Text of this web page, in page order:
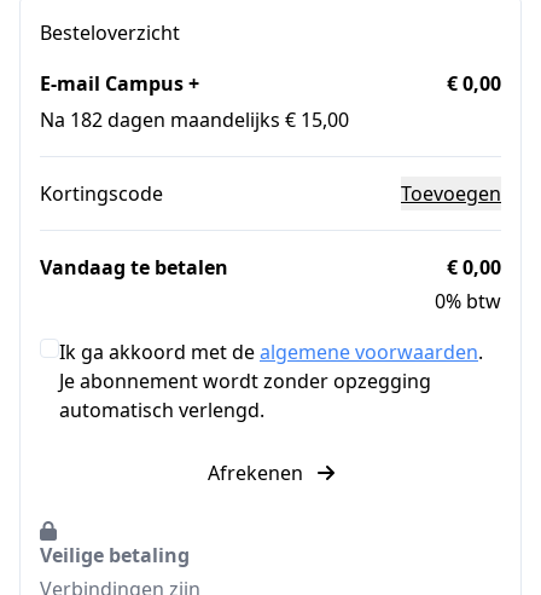
Besteloverzicht
E-mail Campus +
Na 182 dagen maandelijks € 15,00
€ 0,00
Kortingscode Toevoegen
Vandaag te betalen
€ 0,00
0% btw
Ik ga akkoord met dealgemene voorwaarden.
Je abonnement wordt zonder opzegging
automatisch verlengd.
Afrekenen
Veilige betaling
Verbindingen zijn